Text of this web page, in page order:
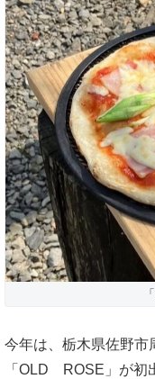
今年は、栃木県佐野市
「OLD ROSE」が初